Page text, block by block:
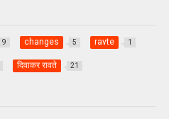
9 changes 5 ravte 1
दिवाकर रावते 21